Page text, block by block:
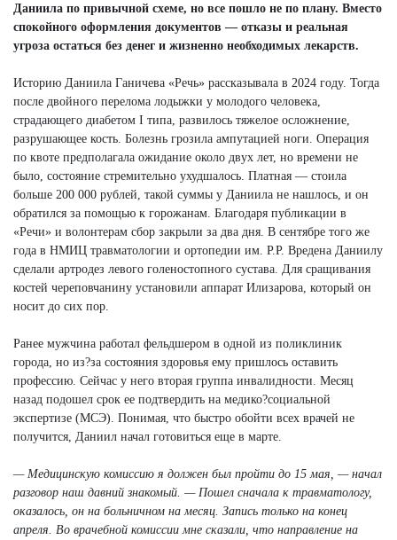
Даниила по привычной схеме, но все пошло не по плану. Вместо
спокойного оформления документов — отказы и реальная
угроза остаться без денег и жизненно необходимых лекарств.
Историю Даниила Ганичева «Речь» рассказывала в 2024 году. Тогда
после двойного перелома лодыжки у молодого человека,
страдающего диабетом I типа, развилось тяжелое осложнение,
разрушающее кость. Болезнь грозила ампутацией ноги. Операция
по квоте предполагала ожидание около двух лет, но времени не
было, состояние стремительно ухудшалось. Платная — стоила
больше 200 000 рублей, такой суммы у Даниила не нашлось, и он
обратился за помощью к горожанам. Благодаря публикации в
«Речи» и волонтерам сбор закрыли за два дня. В сентябре того же
года в НМИЦ травматологии и ортопедии им. Р.Р. Вредена Даниилу
сделали артродез левого голеностопного сустава. Для сращивания
костей череповчанину установили аппарат Илизарова, который он
носит до сих пор.
Ранее мужчина работал фельдшером в одной из поликлиник
города, но из?за состояния здоровья ему пришлось оставить
профессию. Сейчас у него вторая группа инвалидности. Месяц
назад подошел срок ее подтвердить на медико?социальной
экспертизе (МСЭ). Понимая, что быстро обойти всех врачей не
получится, Даниил начал готовиться еще в марте.
— Медицинскую комиссию я должен был пройти до 15 мая, — начал
разговор наш давний знакомый. — Пошел сначала к травматологу,
оказалось, он на больничном на месяц. Запись только на конец
апреля. Во врачебной комиссии мне сказали, что направление на